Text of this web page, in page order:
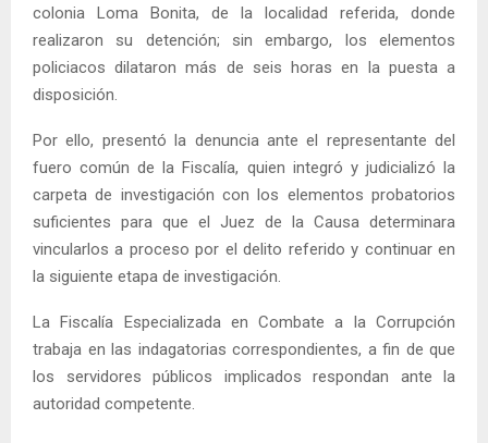
colonia Loma Bonita, de la localidad referida, donde
realizaron su detención; sin embargo, los elementos
policiacos dilataron más de seis horas en la puesta a
disposición.
Por ello, presentó la denuncia ante el representante del
fuero común de la Fiscalía, quien integró y judicializó la
carpeta de investigación con los elementos probatorios
suficientes para que el Juez de la Causa determinara
vincularlos a proceso por el delito referido y continuar en
la siguiente etapa de investigación.
La Fiscalía Especializada en Combate a la Corrupción
trabaja en las indagatorias correspondientes, a fin de que
los servidores públicos implicados respondan ante la
autoridad competente.